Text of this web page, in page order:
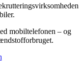
mobiltelefonen – og